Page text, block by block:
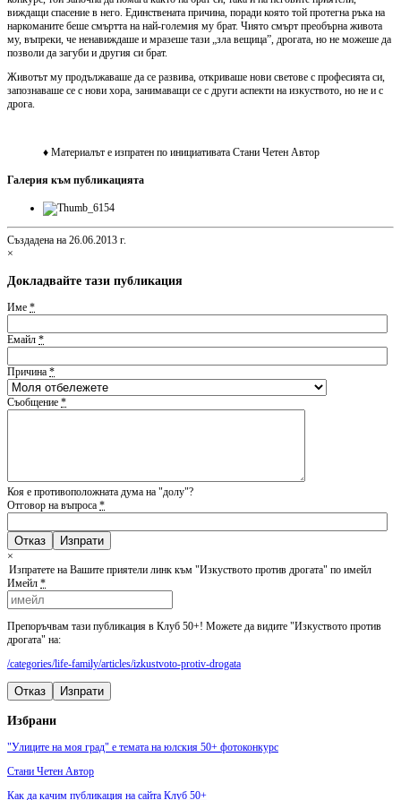
виждащи спасение в него. Единствената причина, поради която той протегна ръка на
наркоманите беше смъртта на най-големия му брат. Чиято смърт преобърна живота
му, въпреки, че ненавиждаше и мразеше тази „зла вещица”, дрогата, но не можеше да
позволи да загуби и другия си брат.
Животът му продължаваше да се развива, откриваше нови светове с професията си,
запознаваше се с нови хора, занимаващи се с други аспекти на изкуството, но не и с
дрога.
♦ Материалът е изпратен по инициативата Стани Четен Автор
Галерия към публикацията
Създадена на 26.06.2013 г.
×
Докладвайте тази публикация
Име *
Емайл *
Причина *
Съобщение *
Коя е противоположната дума на "долу"?
Отговор на въпроса *
Отказ
×
Изпратете на Вашите приятели линк към "Изкуството против дрогата" по имейл
Имейл *
Препоръчвам тази публикация в Клуб 50+! Можете да видите "Изкуството против
дрогата" на:
/categories/life-family/articles/izkustvoto-protiv-drogata
Отказ Изпрати
Избрани
"Улиците на моя град" е темата на юлския 50+ фотоконкурс
Стани Четен Автор
Как да качим публикация на сайта Клуб 50+